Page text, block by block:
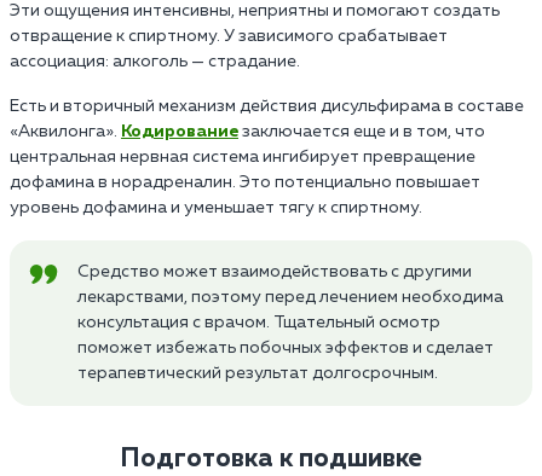
Эти ощущения интенсивны, неприятны и помогают создать
отвращение к спиртному. У зависимого срабатывает
ассоциация: алкоголь — страдание.
Есть и вторичный механизм действия дисульфирама в составе
«Аквилонга».
Кодирование заключается еще и в том, что
центральная нервная система ингибирует превращение
дофамина в норадреналин. Это потенциально повышает
уровень дофамина и уменьшает тягу к спиртному.
Средство может взаимодействовать с другими
лекарствами, поэтому перед лечением необходима
консультация с врачом. Тщательный осмотр
поможет избежать побочных эффектов и сделает
терапевтический результат долгосрочным.
Подготовка к подшивке